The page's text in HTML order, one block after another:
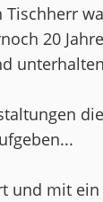
20
und mit